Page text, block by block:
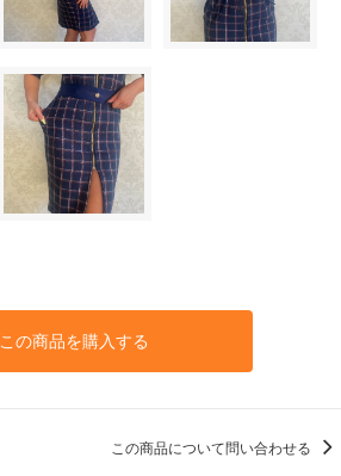
この商品を購入する
この商品について問い合わせる